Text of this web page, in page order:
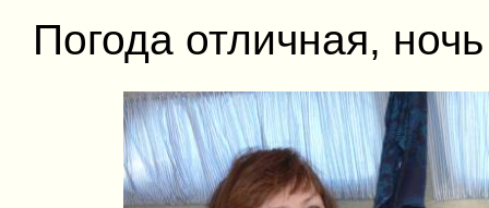
Погода отличная,